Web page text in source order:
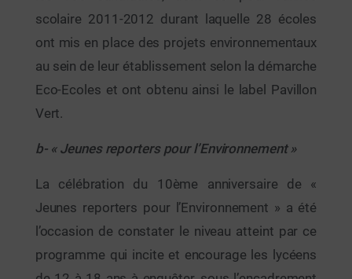
scolaire 2011-2012 durant laquelle 28 écoles
ont mis en place des projets environnementaux
au sein de leur établissement selon la démarche
Eco-Ecoles et ont obtenu ainsi le label Pavillon
Vert.
b- « Jeunes reporters pour l’Environnement »
La célébration du 10ème anniversaire de «
Jeunes reporters pour l’Environnement » a été
l’occasion de constater le niveau atteint par ce
programme qui incite et encourage les lycéens